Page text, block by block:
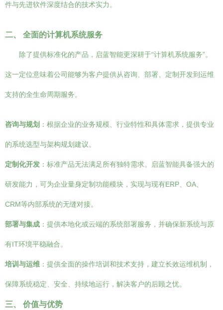
件与先进软件深度结合的技术实力。
二、 全面的计算机系统服务
除了提供标准化的产品，启蓝智能更深耕于“计算机系统服务”。
这一定位意味着公司能够为客户提供从咨询、部署、定制开发到运维
支持的全生命周期服务。
咨询与规划 ：根据企业的业务规模、行业特性和具体需求，提供专业
的系统选型与架构规划建议。
定制化开发 ：标准产品无法满足所有独特需求。启蓝智能具备强大的
研发能力，可为企业量身定制功能模块，实现与现有ERP、OA、
CRM等内部系统的无缝对接。
部署与集成 ：提供本地化或云端的系统部署服务，并确保新系统与原
有IT环境平稳融合。
培训与运维 ：提供全面的操作培训和技术支持，建立长效运维机制，
保障系统稳定、安全、持续地运行，解决客户的后顾之忧。
三、 价值与优势